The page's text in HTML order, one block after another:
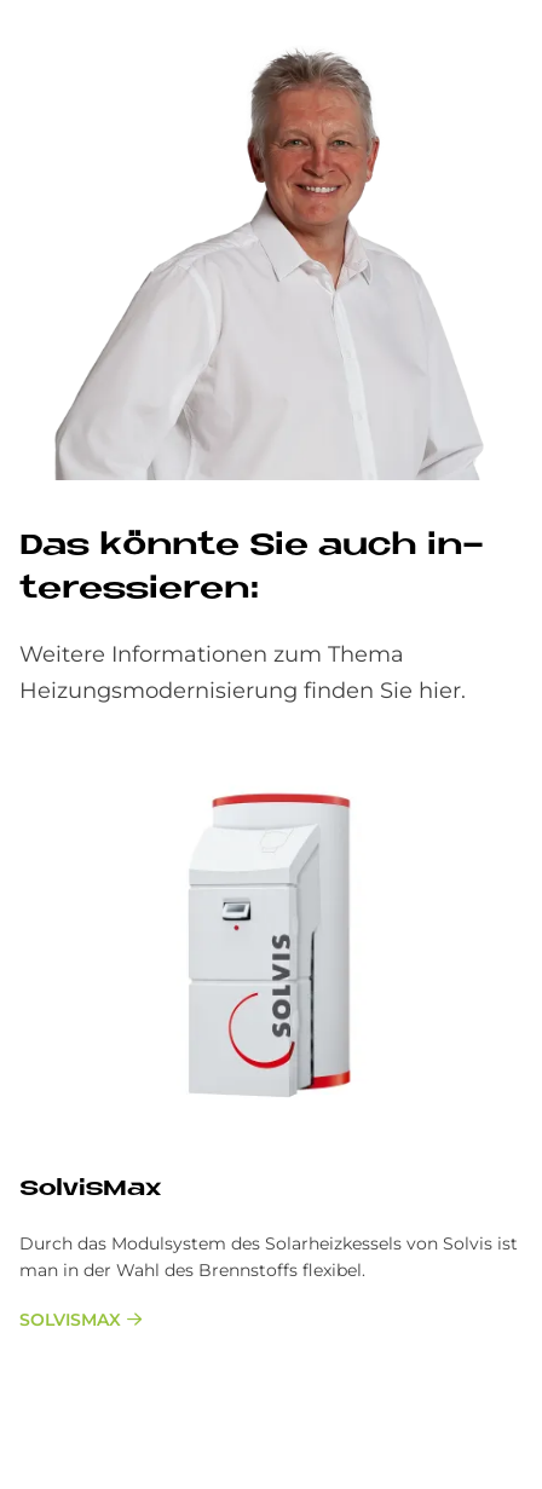
Das könn­te Sie auch in­
ter­es­sie­ren:
Weitere Informationen zum Thema
Heizungsmodernisierung finden Sie hier.
SolvisMax
Durch das Modulsystem des Solarheizkessels von Solvis ist
man in der Wahl des Brennstoffs flexibel.
SOLVISMAX